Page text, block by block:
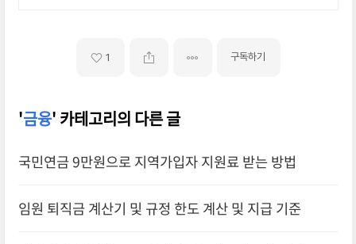
1 구독하기
'금융' 카테고리의 다른 글
국민연금 9만원으로 지역가입자 지원료 받는 방법
임원 퇴직금 계산기 및 규정 한도 계산 및 지급 기준